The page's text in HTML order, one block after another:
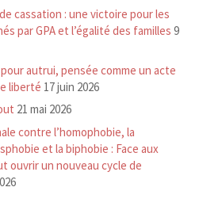
cassation : une victoire pour les
par GPA et l’égalité des familles 9
autrui, pensée comme un acte
liberté 17 juin 2026
21 mai 2026
contre l’homophobie, la
et la biphobie : Face aux
ouvrir un nouveau cycle de